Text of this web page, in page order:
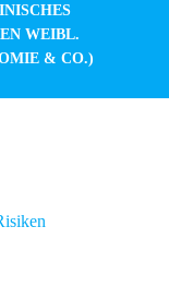
WEIBL.
& CO.)